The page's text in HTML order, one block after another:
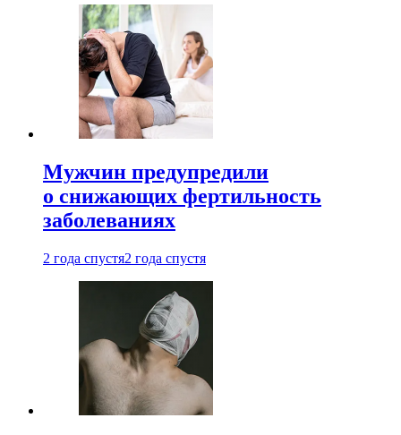
Мужчин предупредили
о снижающих фертильность
заболеваниях
2 года спустя2 года спустя